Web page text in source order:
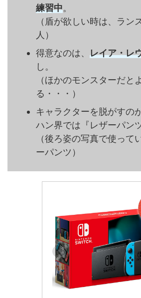
練習中。
（盾が欲しい時は、ラン
人）
得意なのは、 レイア・レ
し。
（ほかのモンスターだと
る・・・）
キャラクターを脱がすの
ハン界では『レザーパン
（後ろ姿の写真で使って
ーパンツ）